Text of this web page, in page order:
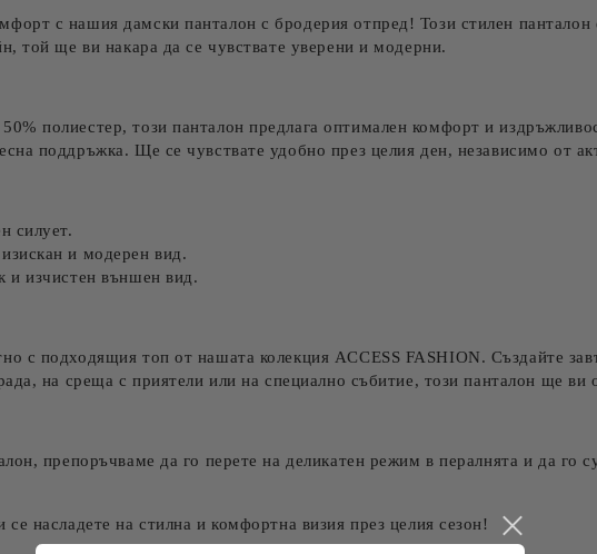
с нашия дамски панталон с бродерия отпред! Този стилен панталон
той ще ви накара да се чувствате уверени и модерни.
50% полиестер, този панталон предлага оптимален комфорт и
поддръжка. Ще се чувствате удобно през целия ден, независимо от
силует.
и модерен вид.
и изчистен външен вид.
с подходящия топ от нашата колекция ACCESS FASHION. Създайте
на среща с приятели или на специално събитие, този панталон ще ви
препоръчваме да го перете на деликатен режим в пералнята и да го
насладете на стилна и комфортна визия през целия сезон!